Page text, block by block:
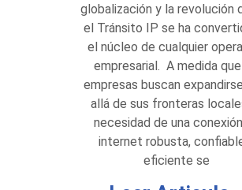
globalización y la revolución
el Tránsito IP se ha
el núcleo de cualquier
empresarial. A medida
empresas buscan
allá de sus fronteras
necesidad de una
internet robusta,
eficiente se